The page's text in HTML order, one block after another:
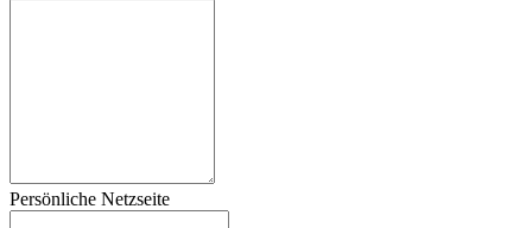
Persönliche Netzseite